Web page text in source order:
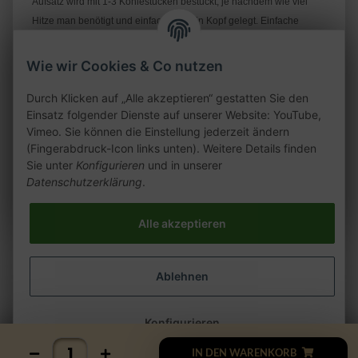
IN DEN WARENKORB
Hitze man benötigt und einfach auf sein Kopf gelegt. Einfache
Hitzeregulation durch spielend leichtes Drehen am Deckel.
Durchmesser: ca. 7cm
Durchmesser Auflage : ca. 7,5cm
Wie wir Cookies & Co nutzen
Durch Klicken auf „Alle akzeptieren“ gestatten Sie den
Einsatz folgender Dienste auf unserer Website: YouTube,
Vimeo. Sie können die Einstellung jederzeit ändern
(Fingerabdruck-Icon links unten). Weitere Details finden
Sie unter Konfigurieren und in unserer
Datenschutzerklärung.
Alle akzeptieren
Ablehnen
Konfigurieren